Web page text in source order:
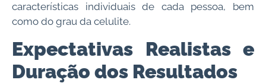
características individuais de cada pessoa, bem
como do grau da celulite.
Expectativas Realistas e
Duração dos Resultados